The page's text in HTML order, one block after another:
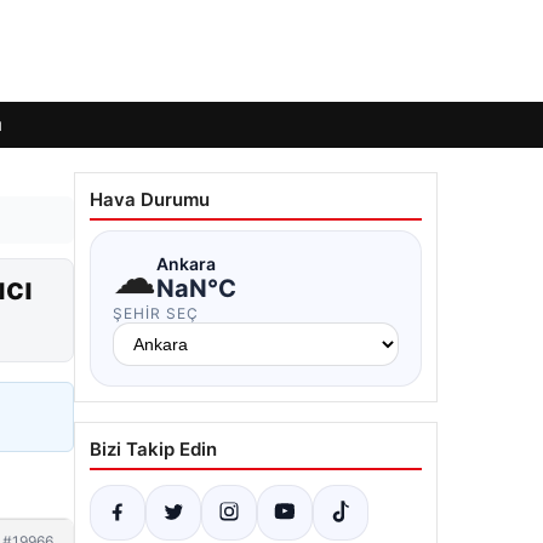
Hava Durumu
☁Ankara
NaN°C
ŞEHIR SEÇ
Bizi Takip Edin